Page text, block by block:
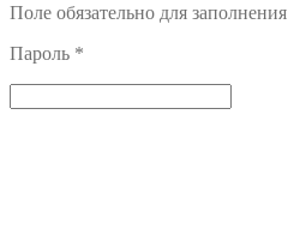
Поле обязательно для заполнения
Пароль *